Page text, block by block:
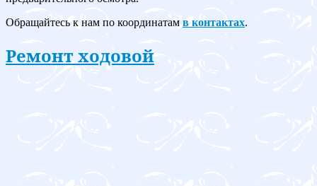
Обращайтесь к нам по координатам в контактах.
Ремонт ходовой